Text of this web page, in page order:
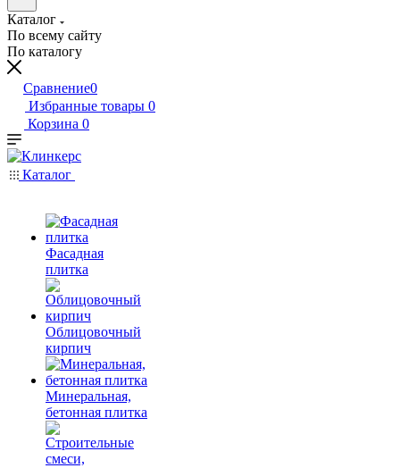
Каталог
По всему сайту
По каталогу
Сравнение0
Избранные товары 0
Корзина 0
Каталог
Фасадная
плитка
Облицовочный
кирпич
Минеральная,
бетонная плитка